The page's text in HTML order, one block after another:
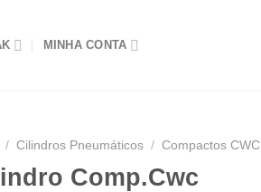
MINHA CONTA
/ Cilindros Pneumáticos / Compactos CWC
Comp.Cwc